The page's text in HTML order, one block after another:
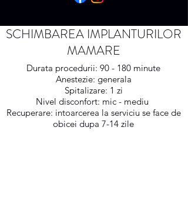
SCHIMBAREA IMPLANTURILOR
MAMARE
Durata procedurii: 90 - 180 minute
Anestezie: generala
Spitalizare: 1 zi
Nivel disconfort: mic - mediu
Recuperare: intoarcerea la serviciu se face de
obicei dupa 7-14 zile